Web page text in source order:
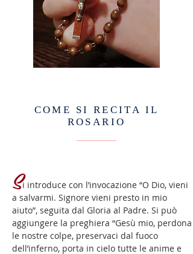
Si introduce con l’invocazione “O Dio, vieni
a salvarmi. Signore vieni presto in mio
aiuto”, seguita dal Gloria al Padre. Si può
aggiungere la preghiera “Gesù mio, perdona
le nostre colpe, preservaci dal fuoco
dell’inferno, porta in cielo tutte le anime e
COME SI RECITA IL
ROSARIO